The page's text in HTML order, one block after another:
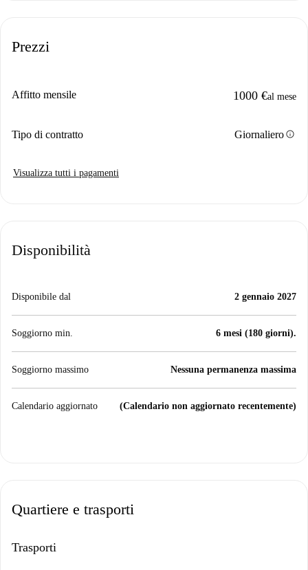
Prezzi
Affitto mensile 1000 €al mese
Tipo di contratto Giornalieroinfo
Visualizza tutti i pagamenti
Disponibilità
Disponibile dal 2 gennaio 2027
Soggiorno min. 6 mesi (180 giorni).
Soggiorno massimo Nessuna permanenza massima
Calendario aggiornato (Calendario non aggiornato recentemente)
Quartiere e trasporti
Trasporti